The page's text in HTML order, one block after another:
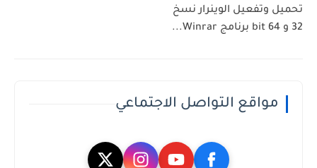
تحميل وتفعيل الوينرار نسخ
32 و 64 bit برنامج Winrar...
مواقع التواصل الاجتماعي